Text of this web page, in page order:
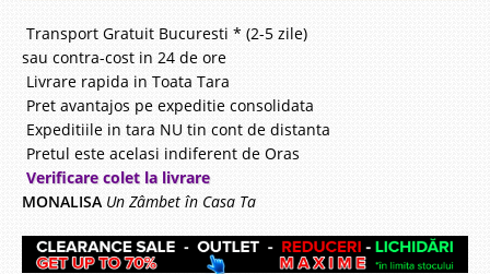
Pat Tapitat
Pat Tapitat Toledo Patul Toledo este gandit pentru incaperi de dimensiuni
reduse acolo unde spatiul este limitat si fiecare cm este vital. Pretul afisat
initial este valabil pt. pat pt. saltea de dimensiuni 140x200cm, prin
selectarea optiunilor 90x200, ..
Pret Redus1.368 Lei
Transport Gratuit Bucuresti * (2-5 zile)
sau contra-cost in 24 de ore
Livrare rapida in Toata Tara
Pret avantajos pe expeditie consolidata
Expeditiile in tara NU tin cont de distanta
Pretul este acelasi indiferent de Oras
Verificare colet la livrare
MONALISA Un Zâmbet în Casa Ta